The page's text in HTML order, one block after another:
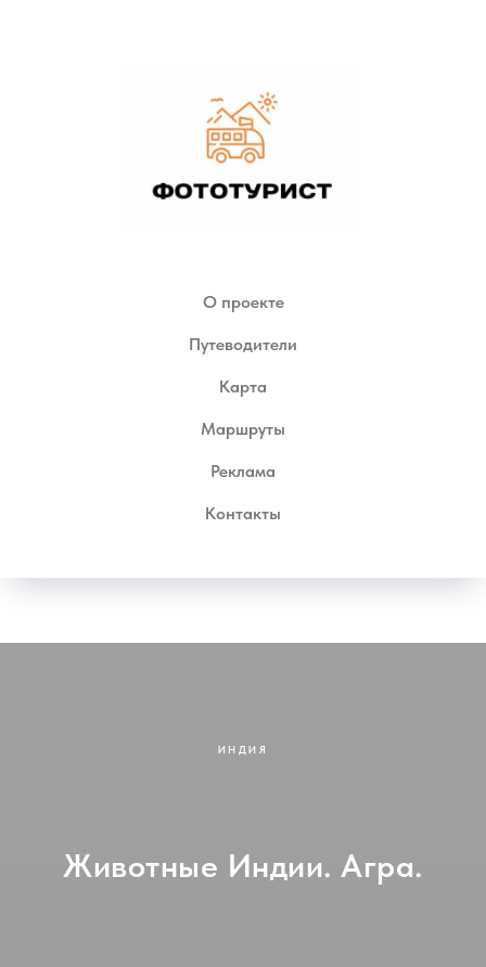
О проекте
Путеводители
Карта
Маршруты
Реклама
Контакты
ИНДИЯ
Животные Индии. Агра.